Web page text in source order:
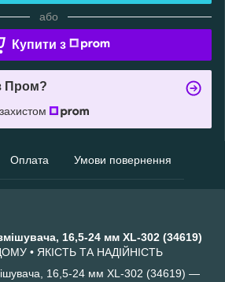
або
Купити з
Пром?
Оплата Умови повернення
16,5-24 мм XL-302 (34619)
• ЯКІСТЬ ТА НАДІЙНІСТЬ
16,5-24 мм XL-302 (34619) —